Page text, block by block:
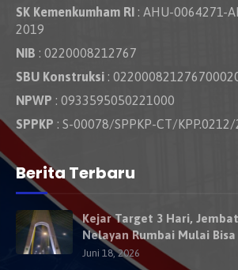
SK Kemenkumham RI : AHU-0064271-
2019
NIB : 0220008212767
SBU Konstruksi :
NPWP : 0933595050221000
SPPKP : S-00078/SPPKP-CT/
Berita Terbaru
Kejar Target 3 Hari,
Nelayan Rumbai Mulai
Kendaraan Besok
Juni 18, 2026